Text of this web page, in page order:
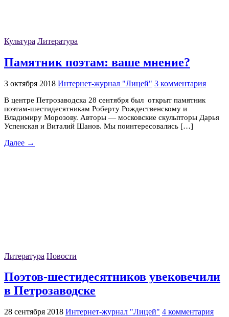
Культура Литература
Памятник поэтам: ваше мнение?
3 октября 2018 Интернет-журнал "Лицей" 3 комментария
В центре Петрозаводска 28 сентября был открыт памятник
поэтам-шестидесятникам Роберту Рождественскому и
Владимиру Морозову. Авторы — московские скульпторы Дарья
Успенская и Виталий Шанов. Мы поинтересовались […]
Далее →
Литература Новости
Поэтов-шестидесятников увековечили
в Петрозаводске
28 сентября 2018 Интернет-журнал "Лицей" 4 комментария